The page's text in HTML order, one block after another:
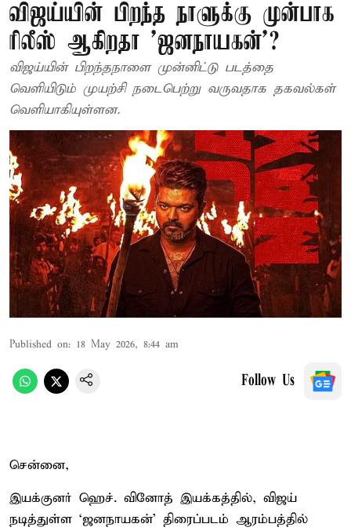
விஜய்யின் பிறந்த நாளுக்கு முன்பாக
ரிலீஸ் ஆகிறதா 'ஜனநாயகன்'?
விஜய்யின் பிறந்தநாளை முன்னிட்டு படத்தை
வெளியிடும் முயற்சி நடைபெற்று வருவதாக தகவல்கள்
வெளியாகியுள்ளன.
Published on: 18 May 2026, 8:44 am
Follow Us
சென்னை,
இயக்குனர் ஹெச். வினோத் இயக்கத்தில், விஜய்
நடித்துள்ள ‘ஜனநாயகன்’ திரைப்படம் ஆரம்பத்தில்